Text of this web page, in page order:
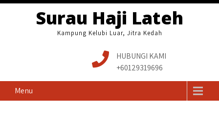
Skip
Surau Haji Lateh
Kampung Kelubi Luar, Jitra Kedah
HUBUNGI KAMI
+60129319696
Menu